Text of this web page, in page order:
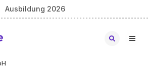
Ausbildung 2026